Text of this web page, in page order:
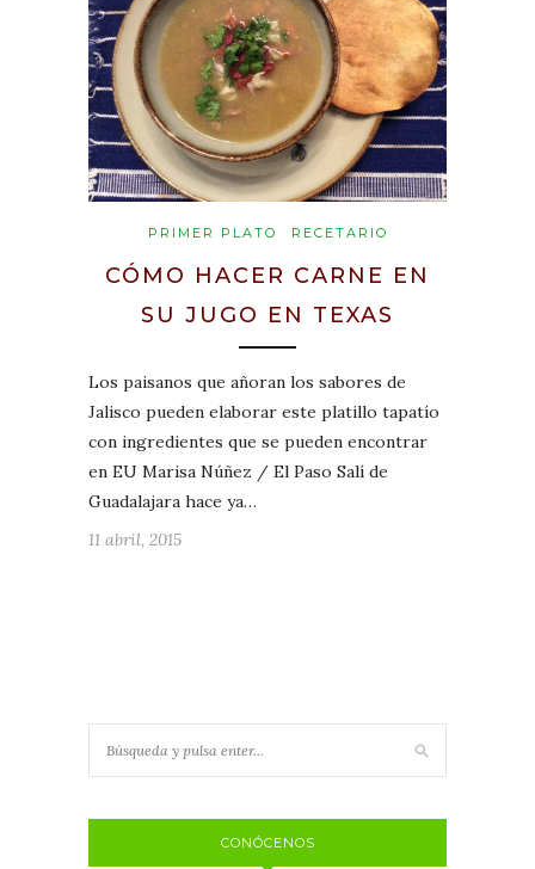
PRIMER PLATO RECETARIO
CÓMO HACER CARNE EN
SU JUGO EN TEXAS
Los paisanos que añoran los sabores de
Jalisco pueden elaborar este platillo tapatío
con ingredientes que se pueden encontrar
en EU Marisa Núñez / El Paso Salí de
Guadalajara hace ya…
11 abril, 2015
CONÓCENOS